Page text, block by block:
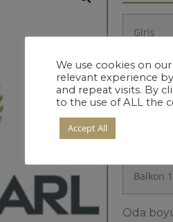
Giriş
Mutfak
Salon
Balkon
Oda
We use cookies on
relevant experience
and repeat visits. By
to the use of ALL the
Accept All